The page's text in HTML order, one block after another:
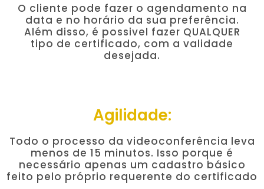
O cliente pode fazer o agendamento na
data e no horário da sua preferência.
Além disso, é possivel fazer QUALQUER
tipo de certificado, com a validade
desejada.
Agilidade:
Todo o processo da videoconferência leva
menos de 15 minutos. Isso porque é
necessário apenas um cadastro básico
feito pelo próprio requerente do certificado